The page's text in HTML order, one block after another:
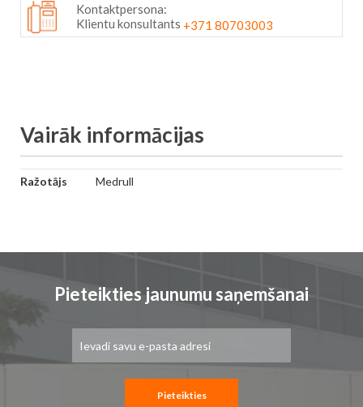
Kontaktpersona:
Klientu konsultants +371 80703003
Vairāk informācijas
Vairāk
Ražotājs Medrull
Pieteikties jaunumu saņemšanai
saņemšanai:
Pieteikties